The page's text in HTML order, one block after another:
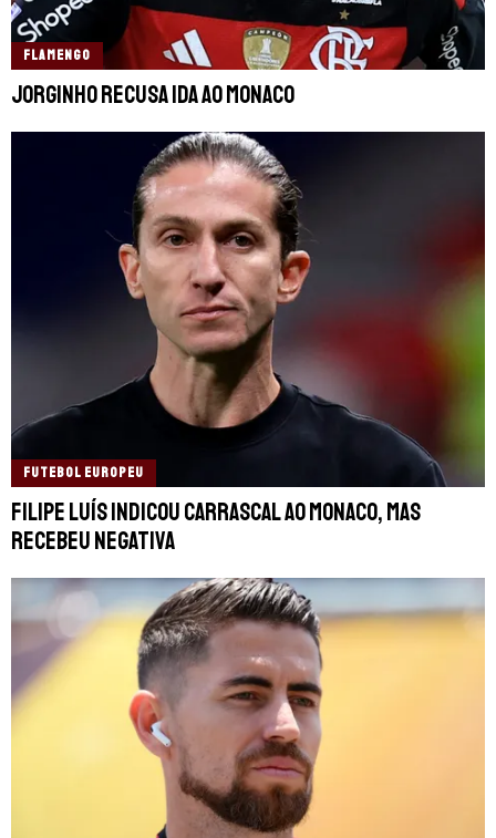
FLAMENGO
Jorginho recusa ida ao Monaco
FUTEBOL EUROPEU
Filipe Luís indicou Carrascal ao Monaco, mas
recebeu negativa